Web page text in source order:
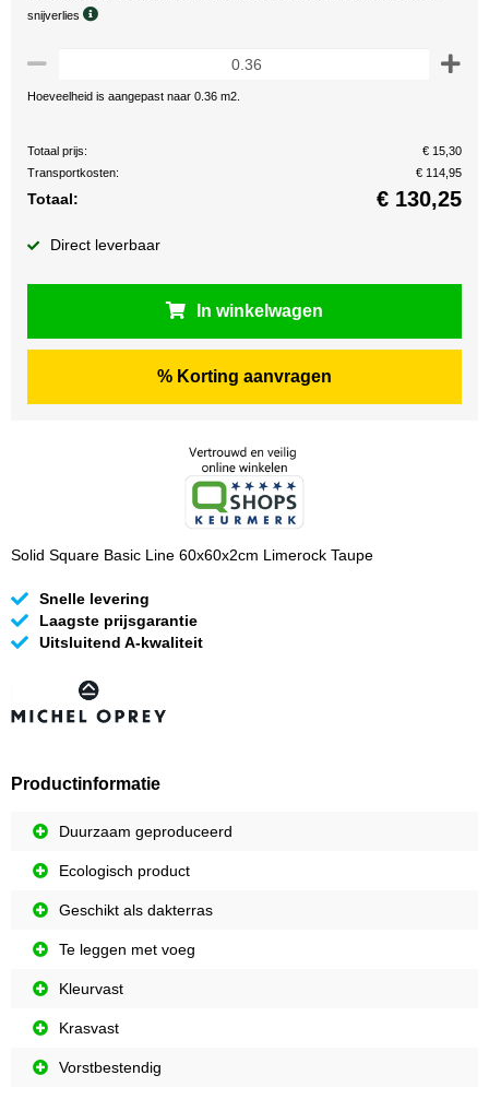
snijverlies
Hoeveelheid is aangepast naar 0.36 m2.
Totaal prijs:
€ 15,30
Transportkosten:
€ 114,95
Totaal: € 130,25
Direct leverbaar
In winkelwagen
% Korting aanvragen
Solid Square Basic Line 60x60x2cm Limerock Taupe
Snelle levering
Laagste prijsgarantie
Uitsluitend A-kwaliteit
Productinformatie
Duurzaam geproduceerd
Ecologisch product
Geschikt als dakterras
Te leggen met voeg
Kleurvast
Krasvast
Vorstbestendig